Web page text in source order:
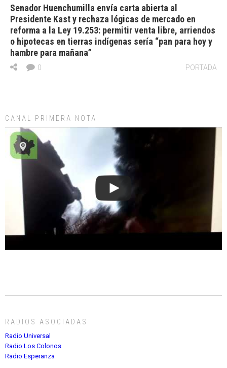
Senador Huenchumilla envía carta abierta al
Presidente Kast y rechaza lógicas de mercado en
reforma a la Ley 19.253: permitir venta libre, arriendos
o hipotecas en tierras indígenas sería “pan para hoy y
hambre para mañana”
PORTADA
0
CANAL PRIMERA NOTA
RADIOS ASOCIADAS
Radio Universal
Radio Los Colonos
Radio Esperanza